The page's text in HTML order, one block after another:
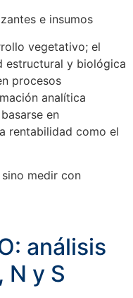
e insumos
vegetativo; el
estructural y biológica
procesos
analítica
en
rentabilidad como el
medir con
análisis
N y S